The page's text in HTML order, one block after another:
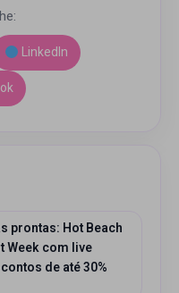
LinkedIn
prontas: Hot Beach
Week com live
de até 30%